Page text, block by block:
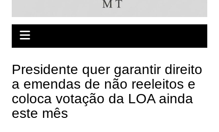
Presidente quer garantir direito
a emendas de não reeleitos e
coloca votação da LOA ainda
este mês